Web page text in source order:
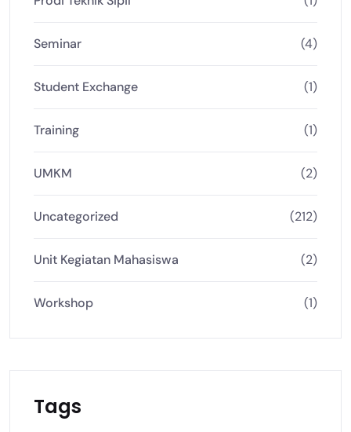
Seminar (4)
Student Exchange (1)
Training (1)
UMKM (2)
Uncategorized (212)
Unit Kegiatan Mahasiswa (2)
Workshop (1)
Tags